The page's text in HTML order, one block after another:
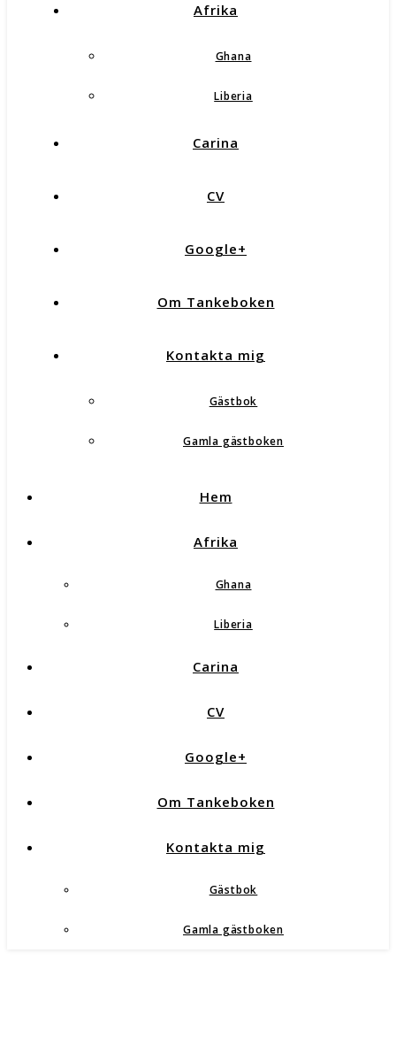
Afrika
Ghana
Liberia
Carina
CV
Google+
Om Tankeboken
Kontakta mig
Gästbok
Gamla gästboken
Hem
Afrika
Ghana
Liberia
Carina
CV
Google+
Om Tankeboken
Kontakta mig
Gästbok
Gamla gästboken